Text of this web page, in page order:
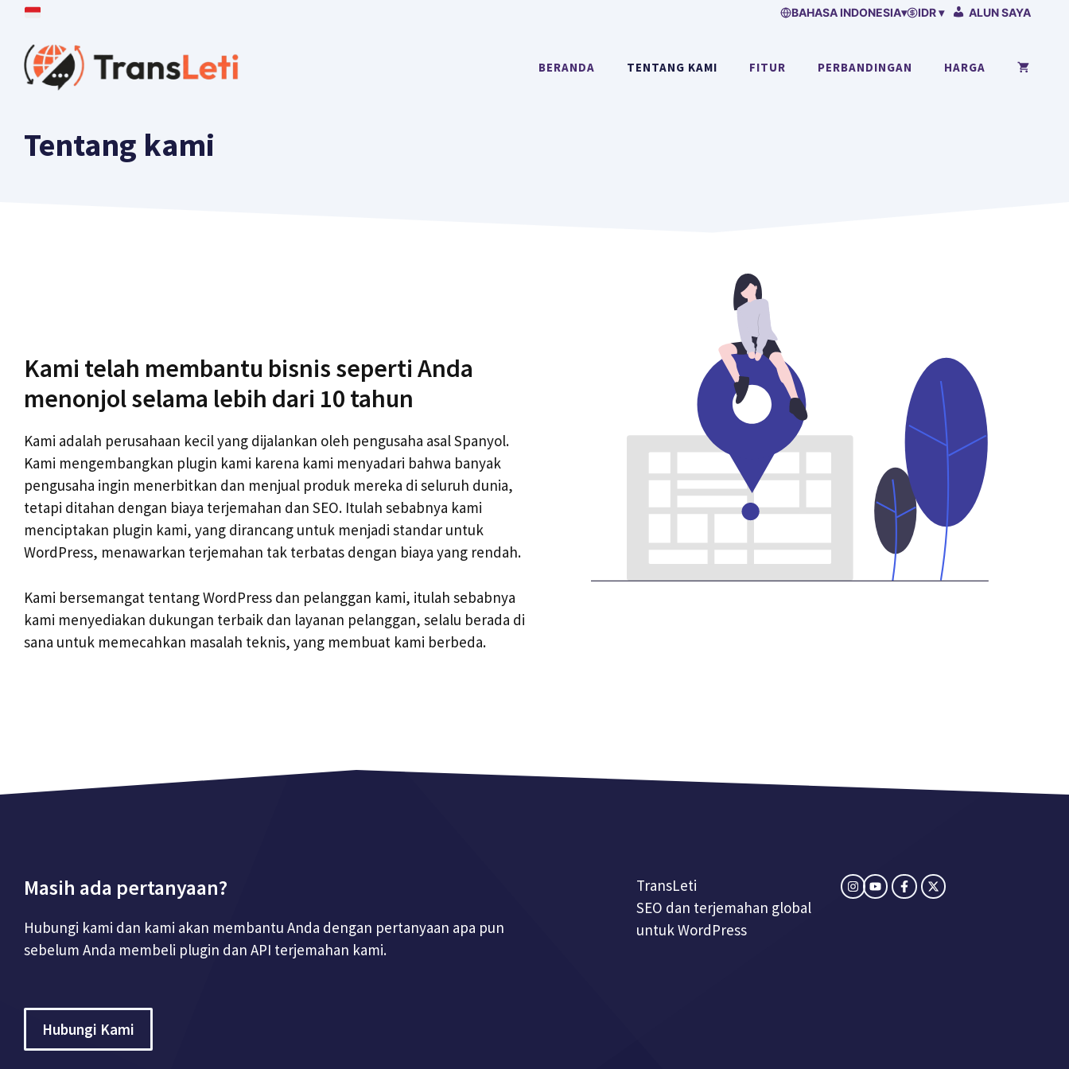
Lewati
BAHASA INDONESIA▾ IDR ▾ ALUN SAYA
BERANDA TENTANG KAMI FITUR PERBANDINGAN HARGA
Tentang kami
Kami telah membantu bisnis seperti Anda
menonjol selama lebih dari 10 tahun
Kami adalah perusahaan kecil yang dijalankan oleh pengusaha asal Spanyol.
Kami mengembangkan plugin kami karena kami menyadari bahwa banyak
pengusaha ingin menerbitkan dan menjual produk mereka di seluruh dunia,
tetapi ditahan dengan biaya terjemahan dan SEO. Itulah sebabnya kami
menciptakan plugin kami, yang dirancang untuk menjadi standar untuk
WordPress, menawarkan terjemahan tak terbatas dengan biaya yang rendah.
Kami bersemangat tentang WordPress dan pelanggan kami, itulah sebabnya
kami menyediakan dukungan terbaik dan layanan pelanggan, selalu berada di
sana untuk memecahkan masalah teknis, yang membuat kami berbeda.
Masih ada pertanyaan?
Hubungi kami dan kami akan membantu Anda dengan pertanyaan apa pun
sebelum Anda membeli plugin dan API terjemahan kami.
Hubungi Kami
TransLeti
SEO dan terjemahan global
untuk WordPress